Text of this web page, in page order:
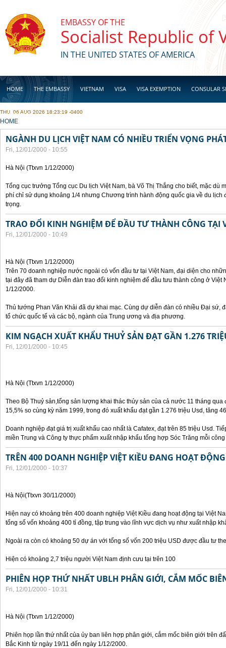
EMBASSY OF THE
Socialist Republic of
IN THE UNITED STATES OF AMERICA
HOME THE EMBASSY VIETNAM VISA VISA EXEMPTION CONSULAR
BUSINESS
THU, 06 AUG 2026 18:23:19 -0400
YOU ARE HERE
HOME
NGÀNH DU LỊCH VIỆT NAM CÓ NHIỀU TRIỂN VỌNG
Fri, 12/01/2000 - 10:55
Hà Nội (Ttxvn 1/12/2000)
Tổng cục trưởng Tổng cục Du lịch Việt Nam, bà Võ Thị Thắng cho biết, mặc dù
phí chỉ sử dụng khoảng 1/4 nhưng Chương trình hành động quốc gia về du lịch
trọng.
TRAO ĐỔI KINH NGHIỆM ĐỂ ĐẦU TƯ THÀNH CÔNG TẠI
Fri, 12/01/2000 - 10:49
Hà Nội (Ttxvn 1/12/2000)
Trên 70 doanh nghiệp nước ngoài có vốn đầu tư tại Việt Nam, đại diện cho
tại đây đã tham dự Diễn đàn trao đổi kinh nghiệm để đầu tưu thành công ở Việt
1/12/2000.
Thủ tướng Phan Văn Khải đã dự khai mạc. Cùng dự diễn đàn có nhiều Đại sứ,
tổ chức quốc tế và các bộ, ngành của Trung ương và địa phương.
KIM NGẠCH XUẤT KHẨU THUỶ SẢN ĐẠT GẦN 1.276
Fri, 12/01/2000 - 10:45
Hà Nội (Ttxvn 1/12/2000)
Theo Bộ Thuỷ sản,tổng sản lượng khai thác thủy sản của cả nước 11 tháng qua
15,5% so cùng kỳ năm 1999, trong đó xuất khẩu đạt gần 1.276 triệu Usd, tăng
Doanh nghiệp đạt giá trị xuất khẩu cao nhất là Cafatex, đạt trên 85 triệu Usd.
miền Trung và Công ty thực phẩm xuất nhập khẩu tổng hợp Sóc Trăng mỗi
TRÊN 400 DOANH NGHIỆP VIỆT KIỀU ĐANG HOẠT
Fri, 12/01/2000 - 10:37
Hà Nội(Ttxvn 30/11/2000)
Hiện nay có khoảng trên 400 doanh nghiệp Việt Kiều đang hoạt động tại Việt
tổng số vốn khoảng 400 tỉ đồng, tập trung vào lĩnh vực dịch vụ như xuất nhập
Ngoài ra còn có khoảng 50 dự án với tổng số vốn 200 triệu USD được đầu tư
Hiện có khoảng 2,7 triệu người Việt Nam định cưu tại trên 100
PHIÊN HỌP THỨ NHẤT UBLH PHÂN GIỚI, CẮM MỐC
Fri, 12/01/2000 - 10:31
Hà Nội (Ttxvn 1/12/2000)
Phiên họp lần thứ nhất của ủy ban liên hợp phân giới, cắm mốc biên giới trên
Bắc Kinh từ ngày 19/11 đến ngày 1/12/2000.